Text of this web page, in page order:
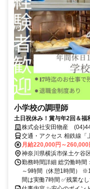
小学校の調理師
土日祝休み！賞与年2回＆
株式会社安田物産
交通・アクセス 相鉄線「
月給220,000円～260,000
神奈川県横浜市保土ケ谷
勤務時間詳細 総労働時
～9時間（休憩1時間）
間は実働7時間 ✅残業な